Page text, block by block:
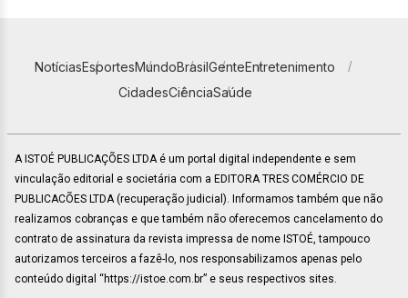
NotíciasEsportesMundoBrasilGenteEntretenimento
CidadesCiênciaSaúde
A ISTOÉ PUBLICAÇÕES LTDA é um portal digital independente e sem
vinculação editorial e societária com a EDITORA TRES COMÉRCIO DE
PUBLICACÕES LTDA (recuperação judicial). Informamos também que não
realizamos cobranças e que também não oferecemos cancelamento do
contrato de assinatura da revista impressa de nome ISTOÉ, tampouco
autorizamos terceiros a fazê-lo, nos responsabilizamos apenas pelo
conteúdo digital “https://istoe.com.br” e seus respectivos sites.